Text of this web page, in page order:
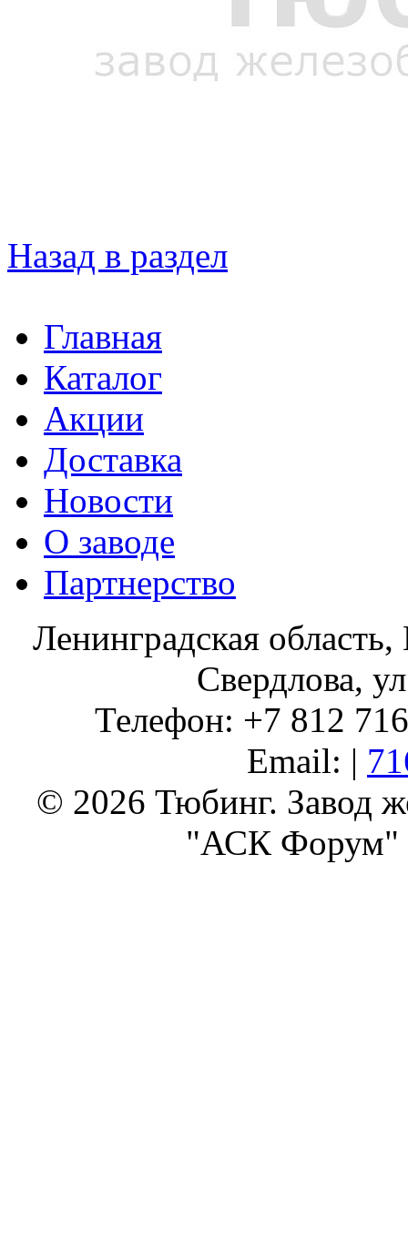
Назад в раздел
Главная
Каталог
Акции
Доставка
Новости
О заводе
Партнерство
Ленинградская
Свердлова,
Телефон: +7 812
Email: |
© 2026 Тюбинг. Завод
"АСК Форум"